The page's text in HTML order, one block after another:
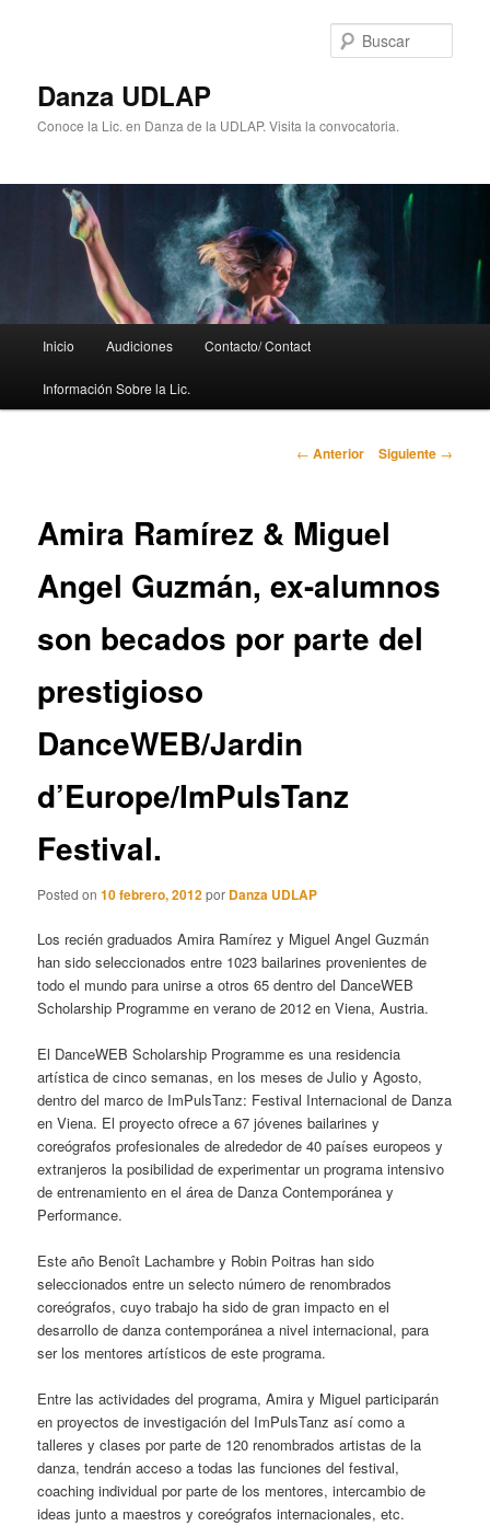
Danza UDLAP
Conoce la Lic. en Danza de la UDLAP. Visita la convocatoria.
Inicio Audiciones Contacto/ Contact
Información Sobre la Lic.
Navegación
← Anterior Siguiente →
Amira Ramírez & Miguel
Angel Guzmán, ex-alumnos
son becados por parte del
prestigioso
DanceWEB/Jardin
d’Europe/ImPulsTanz
Festival.
Posted on10 febrero, 2012por Danza UDLAP
Los recién graduados Amira Ramírez y Miguel Angel Guzmán
han sido seleccionados entre 1023 bailarines provenientes de
todo el mundo para unirse a otros 65 dentro del DanceWEB
Scholarship Programme en verano de 2012 en Viena, Austria.
El DanceWEB Scholarship Programme es una residencia
artística de cinco semanas, en los meses de Julio y Agosto,
dentro del marco de ImPulsTanz: Festival Internacional de Danza
en Viena. El proyecto ofrece a 67 jóvenes bailarines y
coreógrafos profesionales de alrededor de 40 países europeos y
extranjeros la posibilidad de experimentar un programa intensivo
de entrenamiento en el área de Danza Contemporánea y
Performance.
Este año Benoît Lachambre y Robin Poitras han sido
seleccionados entre un selecto número de renombrados
coreógrafos, cuyo trabajo ha sido de gran impacto en el
desarrollo de danza contemporánea a nivel internacional, para
ser los mentores artísticos de este programa.
Entre las actividades del programa, Amira y Miguel participarán
en proyectos de investigación del ImPulsTanz así como a
talleres y clases por parte de 120 renombrados artistas de la
danza, tendrán acceso a todas las funciones del festival,
coaching individual por parte de los mentores, intercambio de
ideas junto a maestros y coreógrafos internacionales, etc.